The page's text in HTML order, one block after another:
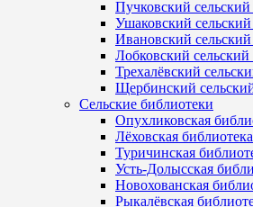
Пучковский сельский
Ушаковский
Ивановский
Лобковский сельский
Трехалёвский
Щербинский
Сельские библиотеки
Опухликовская
Лёховская библиотека
Туричинская
Усть-Долысская
Новохованская
Рыкалёвская